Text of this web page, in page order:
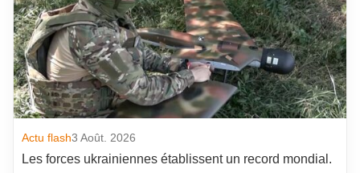
Actu flash3 Août. 2026
Les forces ukrainiennes établissent un record mondial.